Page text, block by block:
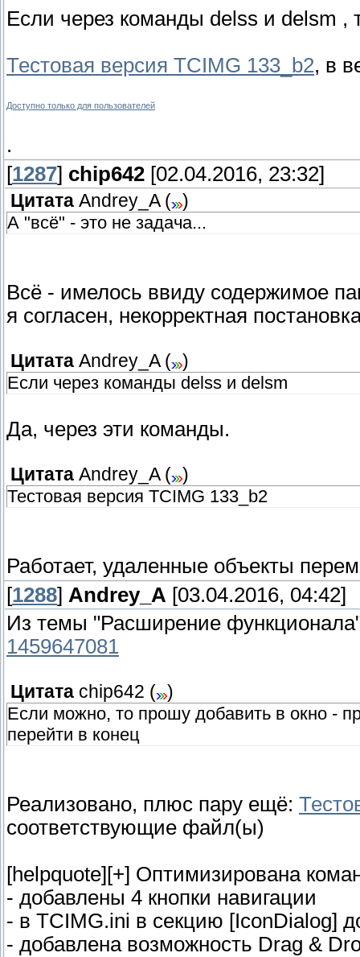
Если через команды delss и delsm ,
Тестовая версия TCIMG 133_b2, в
Доступно только для пользователей
.
[1287] chip642 [02.04.2016, 23:32]
Цитата Andrey_A(
)
А "всё" - это не задача...
Всё - имелось ввиду содержимое
я согласен, некорректная
Цитата Andrey_A(
)
Если через команды delss и delsm
Да, через эти команды.
Цитата Andrey_A(
)
Тестовая версия TCIMG 133_b2
Работает, удаленные объекты
[1288] Andrey_A [03.04.2016, 04:42]
Из темы "Расширение
1459647081
Цитата chip642 (
)
Если можно, то прошу добавить в окно -
перейти в конец
Реализовано, плюс пару ещё:
соответствующие файл(ы)
[helpquote][+] Оптимизирована
- добавлены 4 кнопки навигации
- в TCIMG.ini в секцию [IconDialog]
- добавлена возможность Drag &